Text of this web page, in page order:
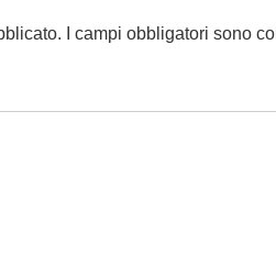
I campi obbligatori sono